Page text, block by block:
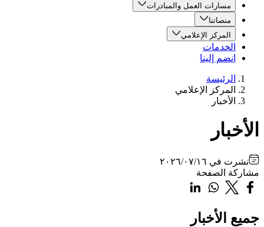
مسارات العمل والمبادرات
منصاتنا
المركز الإعلامي
الخدمات
انضم إلينا
الرئيسة
المركز الإعلامي
الأخبار
الأخبار
نشرت في ٢٠٢٦/٠٧/١٦
مشاركة الصفحة
جميع الأخبار